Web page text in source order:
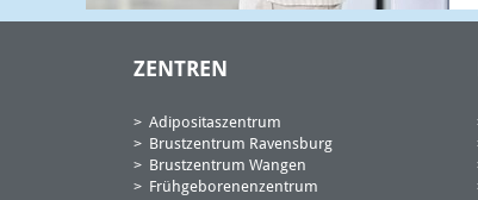
ZENTREN
Adipositaszentrum
Brustzentrum Ravensburg
Brustzentrum Wangen
Frühgeborenenzentrum